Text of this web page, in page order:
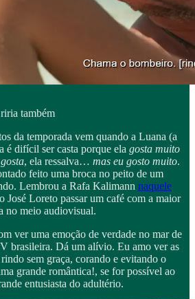
também
da temporada vem quando a Luana (a
é difícil ser casta porque ela gosta muito
, ela ressalva… mas eu gosto muito.
feito uma broca no peito de um
Lembrou a Rafa Kalimann naquele
José Loreto passar um café com a maior
no meio audiovisual.
ver uma emoção de verdade no mar de
brasileira. Dá um alívio. Eu amo ver as
sem graça, corando e evitando o
grande romântica!, se for possível ao
entusiasta do adultério.